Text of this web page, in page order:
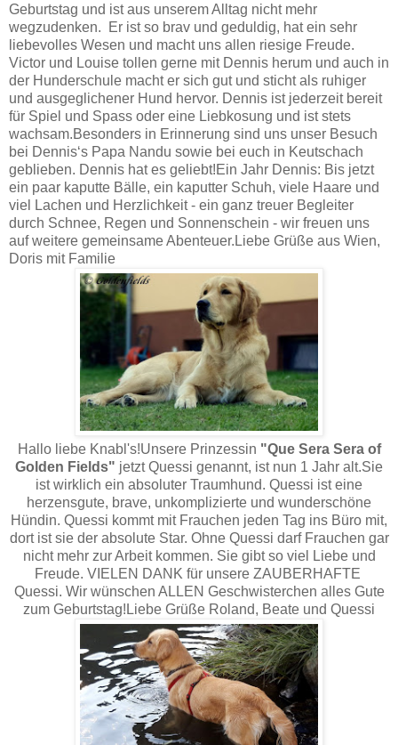
Geburtstag und ist aus unserem Alltag nicht mehr
wegzudenken. Er ist so brav und geduldig, hat ein sehr
liebevolles Wesen und macht uns allen riesige Freude.
Victor und Louise tollen gerne mit Dennis herum und auch in
der Hunderschule macht er sich gut und sticht als ruhiger
und ausgeglichener Hund hervor. Dennis ist jederzeit bereit
für Spiel und Spass oder eine Liebkosung und ist stets
wachsam.Besonders in Erinnerung sind uns unser Besuch
bei Dennis‘s Papa Nandu sowie bei euch in Keutschach
geblieben. Dennis hat es geliebt!Ein Jahr Dennis: Bis jetzt
ein paar kaputte Bälle, ein kaputter Schuh, viele Haare und
viel Lachen und Herzlichkeit - ein ganz treuer Begleiter
durch Schnee, Regen und Sonnenschein - wir freuen uns
auf weitere gemeinsame Abenteuer.Liebe Grüße aus Wien,
Doris mit Familie
Hallo liebe Knabl's!Unsere Prinzessin "Que Sera Sera of
Golden Fields" jetzt Quessi genannt, ist nun 1 Jahr alt.Sie
ist wirklich ein absoluter Traumhund. Quessi ist eine
herzensgute, brave, unkomplizierte und wunderschöne
Hündin. Quessi kommt mit Frauchen jeden Tag ins Büro mit,
dort ist sie der absolute Star. Ohne Quessi darf Frauchen gar
nicht mehr zur Arbeit kommen. Sie gibt so viel Liebe und
Freude. VIELEN DANK für unsere ZAUBERHAFTE
Quessi. Wir wünschen ALLEN Geschwisterchen alles Gute
zum Geburtstag!Liebe Grüße Roland, Beate und Quessi